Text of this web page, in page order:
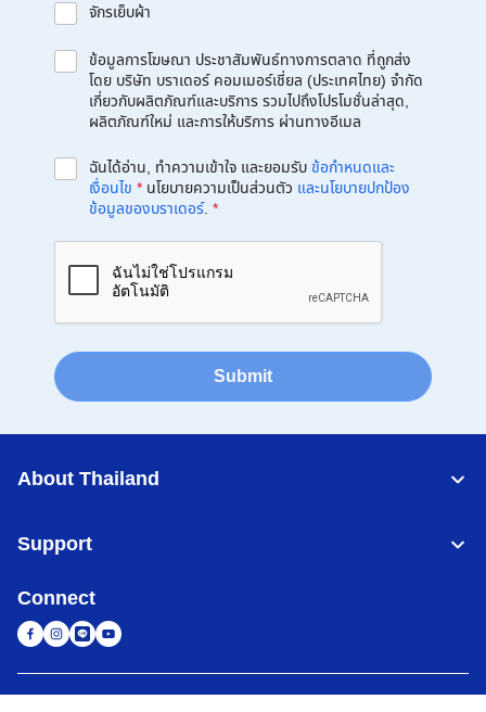
จักรเย็บผ้า
ข้อมูลการโฆษณา ประชาสัมพันธ์ทางการตลาด ที่ถูกส่ง
โดย บริษัท บราเดอร์ คอมเมอร์เชี่ยล (ประเทศไทย) จำกัด
เกี่ยวกับผลิตภัณฑ์และบริการ รวมไปถึงโปรโมชั่นล่าสุด,
ผลิตภัณฑ์ใหม่ และการให้บริการ ผ่านทางอีเมล
ฉันได้อ่าน, ทำความเข้าใจ และยอมรับข้อกำหนดและ
เงื่อนไข * นโยบายความเป็นส่วนตัว และนโยบายปกป้อง
ข้อมูลของบราเดอร์. *
Submit
About Thailand
Support
Connect